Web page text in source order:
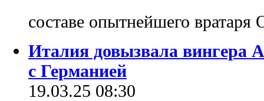
составе опытнейшего
Италия довызвала вингера
с Германией
19.03.25 08:30